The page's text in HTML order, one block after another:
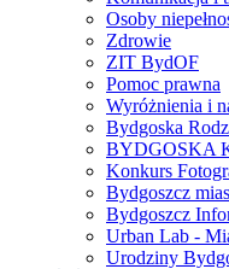
Osoby
Zdrowie
ZIT BydOF
Pomoc prawna
Wyróżnienia i
Bydgoska
BYDGOSKA
Konkurs
Bydgoszcz
Bydgoszcz
Urban Lab -
Urodziny